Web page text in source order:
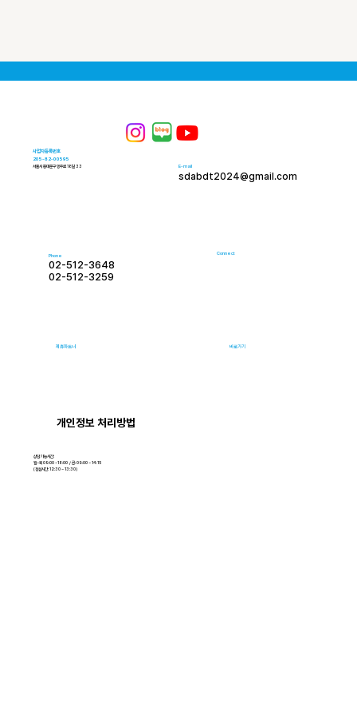
Phone
02-512-3648
02-512-3259
E-mail
sdabdt2024@gmail.com
Connect
바로가기
제휴파트너
사업자등록번호
205-82-00595
서울시 동대문구 망우로 18길 33
개인정보 처리방법
상담 가능시간:
월~목 09:00 ~18:00 / 금: 09:00 ~ 14:15
​(점심시간: 12:30 ~ 13:30)